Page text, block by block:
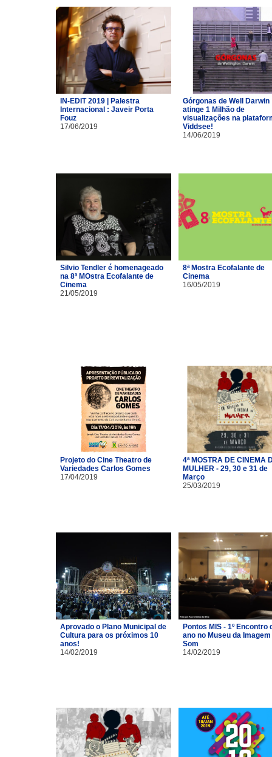
IN-EDIT 2019 | Palestra
Internacional : Javeir Porta
Fouz
17/06/2019
Górgonas de Well Darwin
atinge 1 Milhão de
visualizações na
Viddsee!
14/06/2019
Silvio Tendler é homenageado
na 8ª MOstra Ecofalante de
Cinema
21/05/2019
8ª Mostra Ecofalante de
Cinema
16/05/2019
Projeto do Cine Theatro de
Variedades Carlos Gomes
17/04/2019
4ª MOSTRA DE CINEMA
MULHER - 29, 30 e 31 de
Março
25/03/2019
Aprovado o Plano Municipal de
Cultura para os próximos 10
anos!
14/02/2019
Pontos MIS - 1º Encontro
ano no Museu da Imagem
Som
14/02/2019